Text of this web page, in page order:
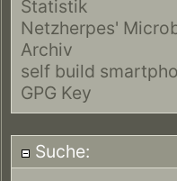
Statistik
Netzherpes'
Archiv
self build
GPG Key
Suche: